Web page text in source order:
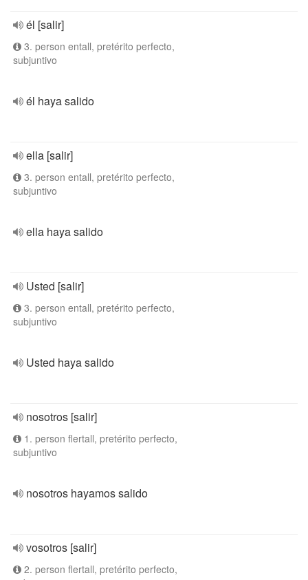
él [salir]
3. person entall, pretérito perfecto,
subjuntivo
él haya salido
ella [salir]
3. person entall, pretérito perfecto,
subjuntivo
ella haya salido
Usted [salir]
3. person entall, pretérito perfecto,
subjuntivo
Usted haya salido
nosotros [salir]
1. person flertall, pretérito perfecto,
subjuntivo
nosotros hayamos salido
vosotros [salir]
2. person flertall, pretérito perfecto,